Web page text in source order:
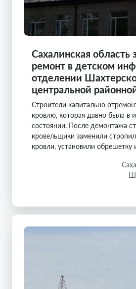
Сахалинская область
ремонт в детском
отделении
центральной
Строители капитально
кровлю, которая давно была в
состоянии. После демонтажа
кровельщики заменили
кровли, установили обрешетку